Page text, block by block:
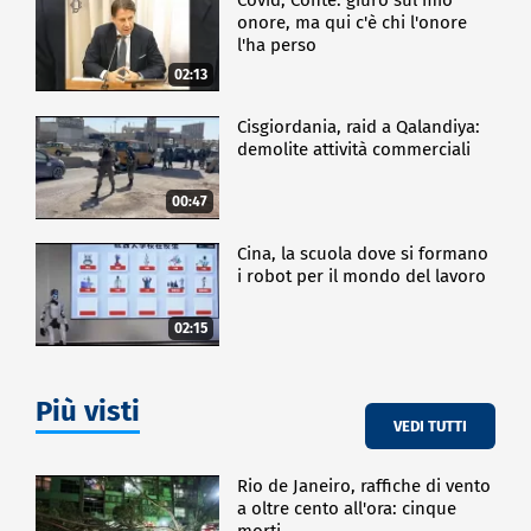
Un'opportunità unica di scambio di visioni e best
practice sulle traiettorie della sostenibilità per la
società e i modelli di business, in un confronto dal
respiro globale e poliedrico, che vede la
internazionale.
CRONACA
02:13
onore, ma qui c'è chi l'onore
l'ha perso
00:47
Cisgiordania, raid a Qalandiya:
demolite attività commerciali
02:15
Cina, la scuola dove si formano
i robot per il mondo del lavoro
Più visti VEDI TUTTI
Rio de Janeiro, raffiche di vento
a oltre cento all'ora: cinque